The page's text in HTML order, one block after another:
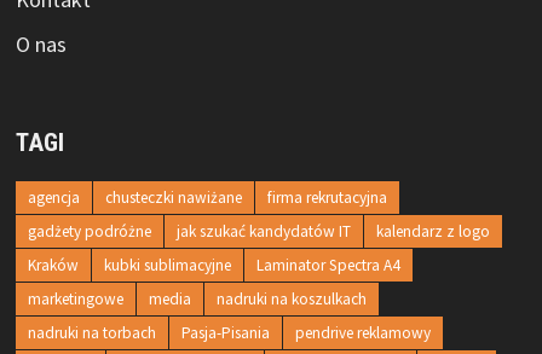
O nas
TAGI
agencja chusteczki nawiżane
firma rekrutacyjna
gadżety podróżne
jak szukać kandydatów IT
kalendarz z logo
Kraków
kubki sublimacyjne
Laminator Spectra A4
marketingowe
media
nadruki na koszulkach
nadruki na torbach
Pasja-Pisania pendrive reklamowy